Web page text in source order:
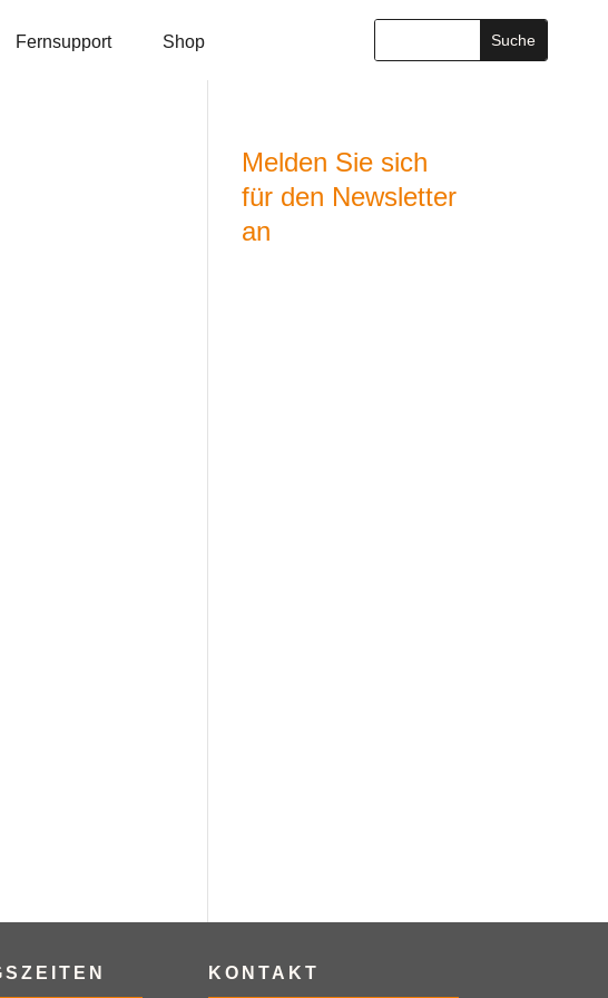
Fernsupport Shop
Melden Sie sich
für den Newsletter
an
KONTAKT